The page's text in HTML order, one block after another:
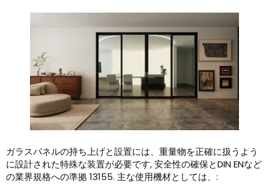
ガラスパネルの持ち上げと設置には、重量物を正確に扱うよう
に設計された特殊な装置が必要です, 安全性の確保とDIN ENなど
の業界規格への準拠 13155. 主な使用機材としては、: